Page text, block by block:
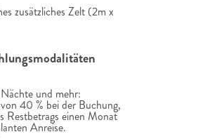
zusätzliches Zelt (2m x
und mehr:
40 % bei der Buchung,
Restbetrags einen Monat
Anreise.